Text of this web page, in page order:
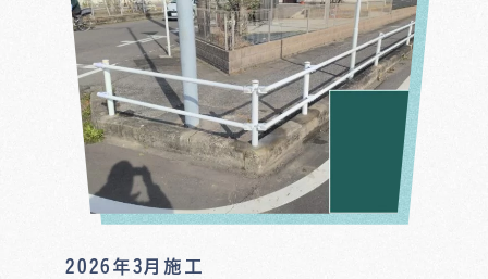
2026年3月施工